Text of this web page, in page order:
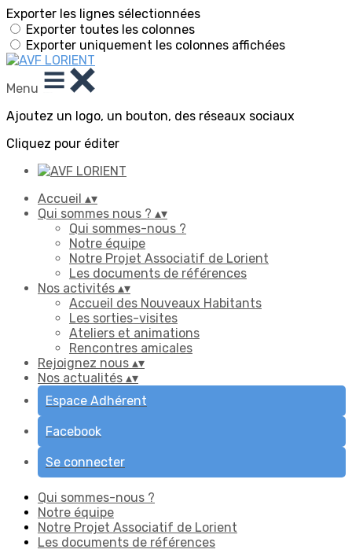
Exporter les lignes sélectionnées
Exporter toutes les colonnes
Exporter uniquement les colonnes affichées
Menu
Ajoutez un logo, un bouton, des réseaux sociaux
Cliquez pour éditer
Accueil ▴▾
Qui sommes nous ? ▴▾
Qui sommes-nous ?
Notre équipe
Notre Projet Associatif de Lorient
Les documents de références
Nos activités ▴▾
Accueil des Nouveaux Habitants
Les sorties-visites
Ateliers et animations
Rencontres amicales
Rejoignez nous ▴▾
Nos actualités ▴▾
Espace Adhérent
Facebook
Se connecter
Qui sommes-nous ?
Notre équipe
Notre Projet Associatif de Lorient
Les documents de références